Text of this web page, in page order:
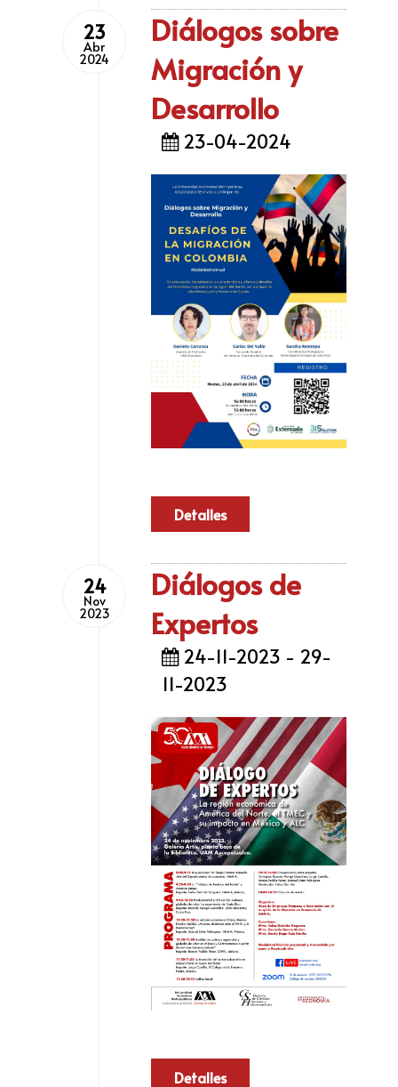
23
Abr
2024
Diálogos sobre
Migración y
Desarrollo
23-04-2024
Detalles
24
Nov
2023
Diálogos de
Expertos
24-11-2023 - 29-
11-2023
Detalles